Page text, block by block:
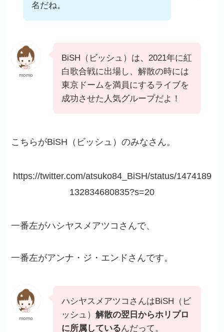
名だね。
momo
BiSH（ビッシュ）は、2021年に紅
白歌合戦に出場し、解散の時には
東京ドームを満員にするライブを
成功させた人気グループだよ！
こちらがBiSH（ビッシュ）のみなさん。
https://twitter.com/atsuko84_BiSH/status/1474189
132834680835?s=20
一番左がハシヤスメアツコさんで、
一番左がアンナ・ジ・エンドさんです。
momo
ハシヤスメアツコさんはBiSH（ビ
ッシュ）解散の翌日からホリプロ
に所属しているんだって。